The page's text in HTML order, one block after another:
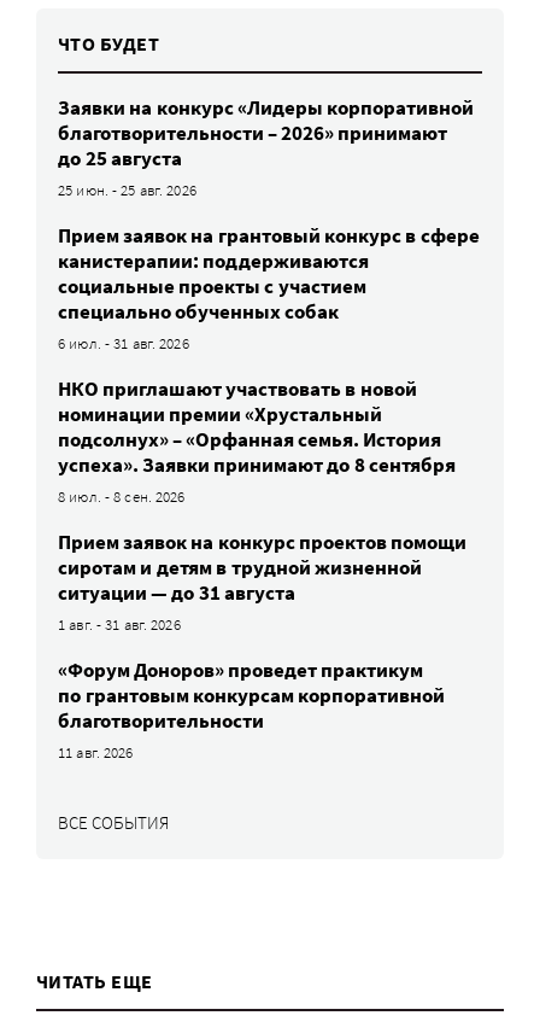
ЧТО БУДЕТ
Заявки на конкурс «Лидеры корпоративной
благотворительности – 2026» принимают
до 25 августа
25 июн. - 25 авг. 2026
Прием заявок на грантовый конкурс в сфере
канистерапии: поддерживаются
социальные проекты с участием
специально обученных собак
6 июл. - 31 авг. 2026
НКО приглашают участвовать в новой
номинации премии «Хрустальный
подсолнух» – «Орфанная семья. История
успеха». Заявки принимают до 8 сентября
8 июл. - 8 сен. 2026
Прием заявок на конкурс проектов помощи
сиротам и детям в трудной жизненной
ситуации — до 31 августа
1 авг. - 31 авг. 2026
«Форум Доноров» проведет практикум
по грантовым конкурсам корпоративной
благотворительности
11 авг. 2026
ВСЕ СОБЫТИЯ
ЧИТАТЬ ЕЩЕ